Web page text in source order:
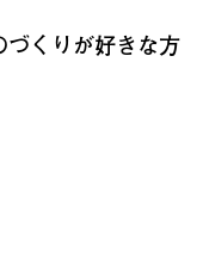
くりが好きな方